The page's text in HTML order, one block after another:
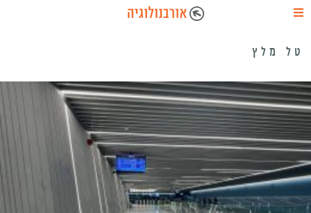
טל מלץ